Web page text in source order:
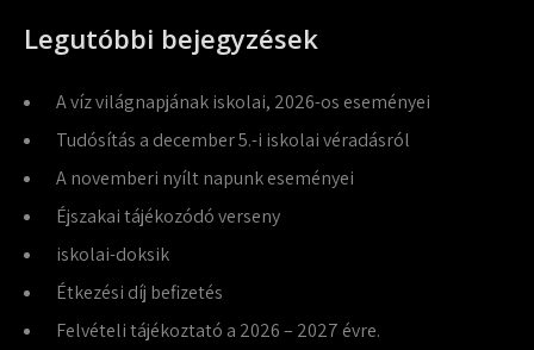
Legutóbbi bejegyzések
A víz világnapjának iskolai, 2026-os eseményei
Tudósítás a december 5.-i iskolai véradásról
A novemberi nyílt napunk eseményei
Éjszakai tájékozódó verseny
iskolai-doksik
Étkezési díj befizetés
Felvételi tájékoztató a 2026 – 2027 évre.